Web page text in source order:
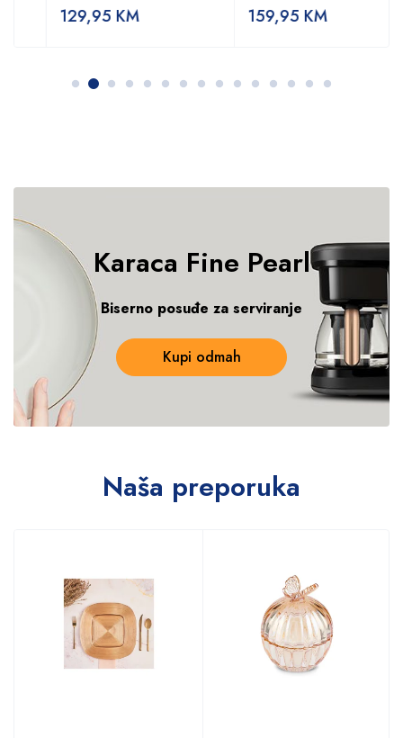
129,95KM 159,95KM
Karaca Fine Pearl
Biserno posuđe za serviranje
Kupi odmah
Naša preporuka